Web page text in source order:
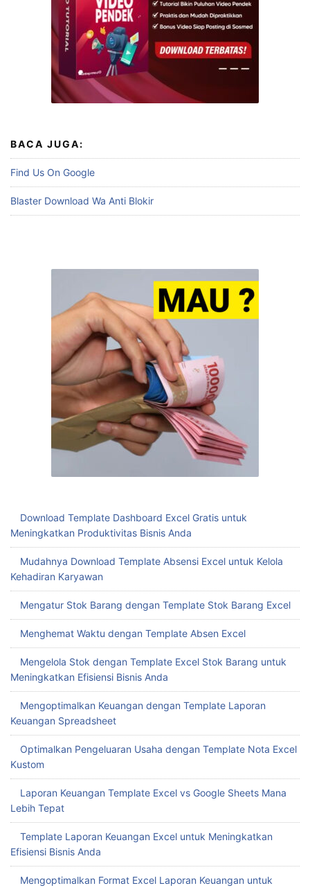
BACA JUGA:
Find Us On Google
Blaster Download Wa Anti Blokir
Download Template Dashboard Excel Gratis untuk
Meningkatkan Produktivitas Bisnis Anda
Mudahnya Download Template Absensi Excel untuk Kelola
Kehadiran Karyawan
Mengatur Stok Barang dengan Template Stok Barang Excel
Menghemat Waktu dengan Template Absen Excel
Mengelola Stok dengan Template Excel Stok Barang untuk
Meningkatkan Efisiensi Bisnis Anda
Mengoptimalkan Keuangan dengan Template Laporan
Keuangan Spreadsheet
Optimalkan Pengeluaran Usaha dengan Template Nota Excel
Kustom
Laporan Keuangan Template Excel vs Google Sheets Mana
Lebih Tepat
Template Laporan Keuangan Excel untuk Meningkatkan
Efisiensi Bisnis Anda
Mengoptimalkan Format Excel Laporan Keuangan untuk